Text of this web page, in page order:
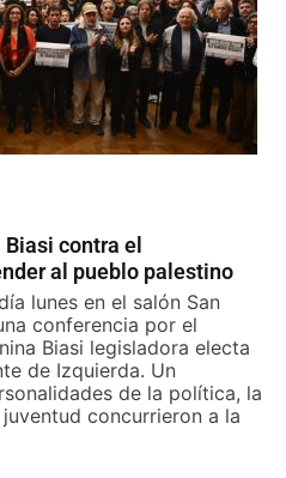
contra el
al pueblo palestino
lunes en el salón San
conferencia por el
Biasi legisladora electa
de Izquierda. Un
de la política, la
concurrieron a la